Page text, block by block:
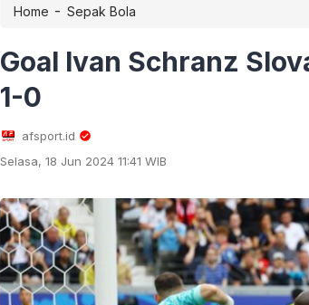
Home - Sepak Bola
Goal Ivan Schranz
1-0
afsport.id
Selasa, 18 Jun 2024 11:41 WIB